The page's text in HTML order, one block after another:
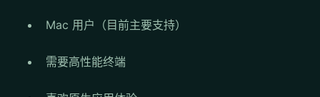
Mac 用户（目前主要支持）
需要高性能终端